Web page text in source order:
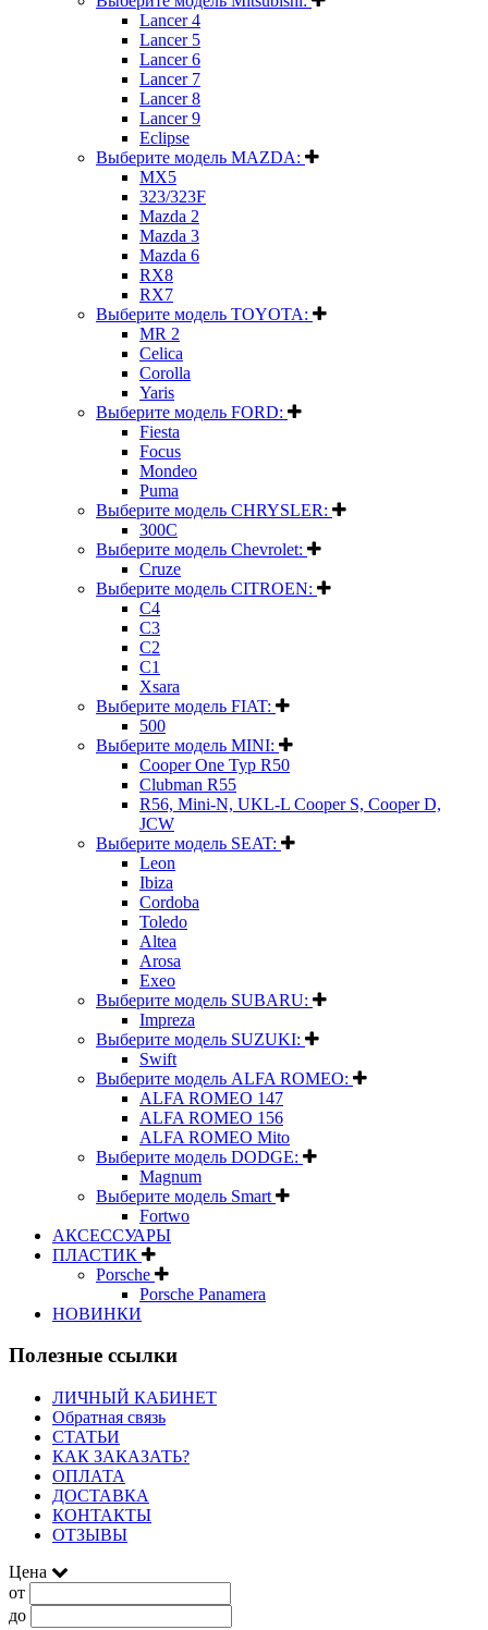
Lancer 4
Lancer 5
Lancer 6
Lancer 7
Lancer 8
Lancer 9
Eclipse
Выберите модель MAZDA:
MX5
323/323F
Mazda 2
Mazda 3
Mazda 6
RX8
RX7
Выберите модель TOYOTA:
MR 2
Celica
Corolla
Yaris
Выберите модель FORD:
Fiesta
Focus
Mondeo
Puma
Выберите модель CHRYSLER:
300C
Выберите модель Chevrolet:
Cruze
Выберите модель CITROEN:
C4
C3
C2
C1
Xsara
Выберите модель FIAT:
500
Выберите модель MINI:
Cooper One Typ R50
Clubman R55
R56, Mini-N, UKL-L Cooper S, Cooper D,
JCW
Выберите модель SEAT:
Leon
Ibiza
Cordoba
Toledo
Altea
Arosa
Exeo
Выберите модель SUBARU:
Impreza
Выберите модель SUZUKI:
Swift
Выберите модель ALFA ROMEO:
ALFA ROMEO 147
ALFA ROMEO 156
ALFA ROMEO Mito
Выберите модель DODGE:
Magnum
Выберите модель Smart
Fortwo
АКСЕССУАРЫ
ПЛАСТИК
Porsche
Porsche Panamera
НОВИНКИ
Полезные ссылки
ЛИЧНЫЙ КАБИНЕТ
Обратная связь
СТАТЬИ
КАК ЗАКАЗАТЬ?
ОПЛАТА
ДОСТАВКА
КОНТАКТЫ
ОТЗЫВЫ
Цена
от
до